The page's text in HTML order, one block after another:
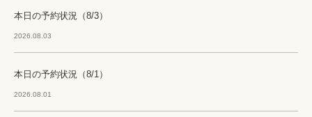
本日の予約状況（8/3）
2026.08.03
本日の予約状況（8/1）
2026.08.01